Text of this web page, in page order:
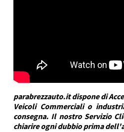
parabrezzauto.it dispone di
Veicoli Commerciali o
consegna. Il nostro Servizio
chiarire ogni dubbio prima